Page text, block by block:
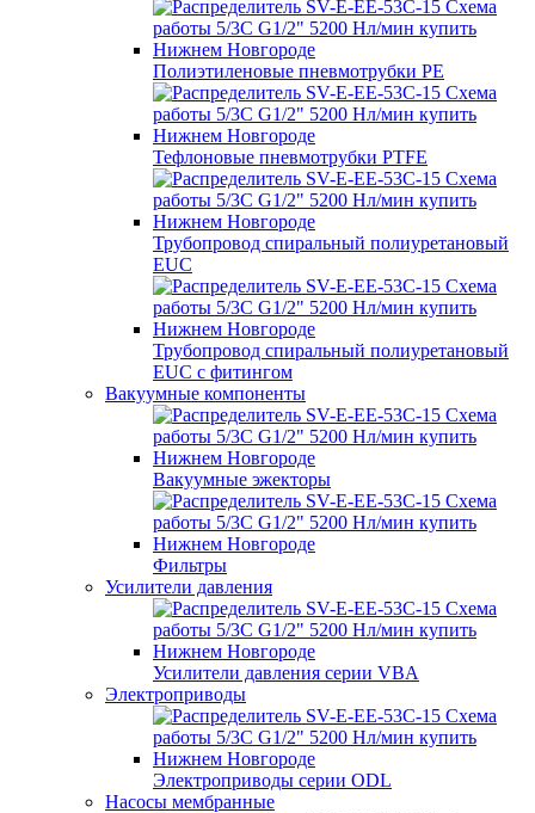
Полиэтиленовые пневмотрубки PE
Тефлоновые пневмотрубки PTFE
Трубопровод спиральный полиуретановый
EUC
Трубопровод спиральный полиуретановый
EUC с фитингом
Вакуумные компоненты
Вакуумные эжекторы
Фильтры
Усилители давления
Усилители давления серии VBA
Электроприводы
Электроприводы серии ODL
Насосы мембранные